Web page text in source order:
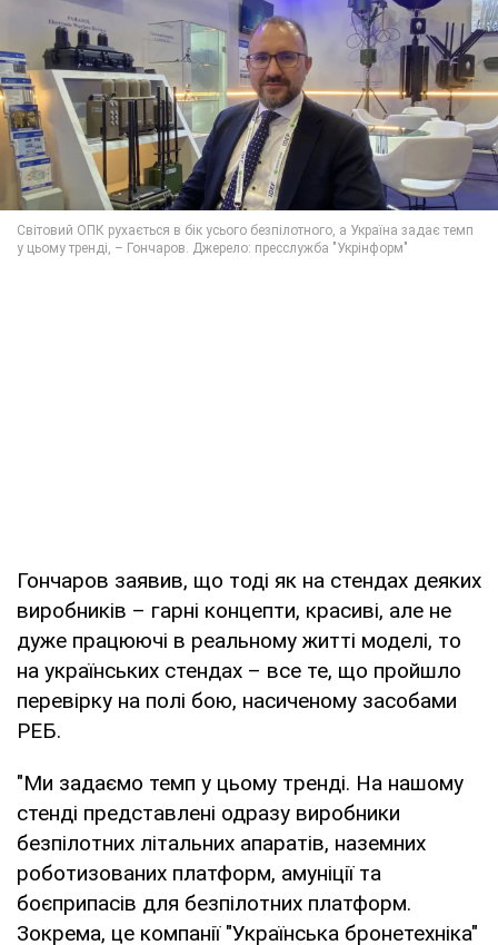
Гончаров заявив, що тоді як на стендах деяких
виробників – гарні концепти, красиві, але не
дуже працюючі в реальному житті моделі, то
на українських стендах – все те, що пройшло
перевірку на полі бою, насиченому засобами
РЕБ.
"Ми задаємо темп у цьому тренді. На нашому
стенді представлені одразу виробники
безпілотних літальних апаратів, наземних
роботизованих платформ, амуніції та
боєприпасів для безпілотних платформ.
Зокрема, це компанії "Українська бронетехніка"